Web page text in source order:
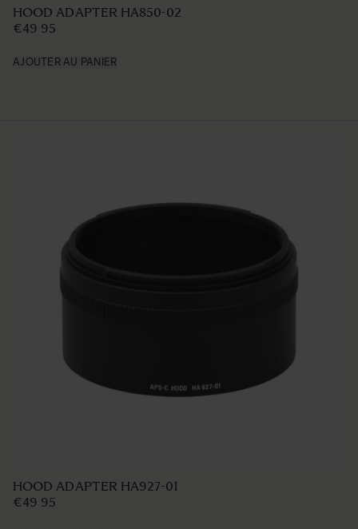
HOOD ADAPTER HA850-02
€49 95
AJOUTER AU PANIER
HOOD ADAPTER HA927-01
€49 95